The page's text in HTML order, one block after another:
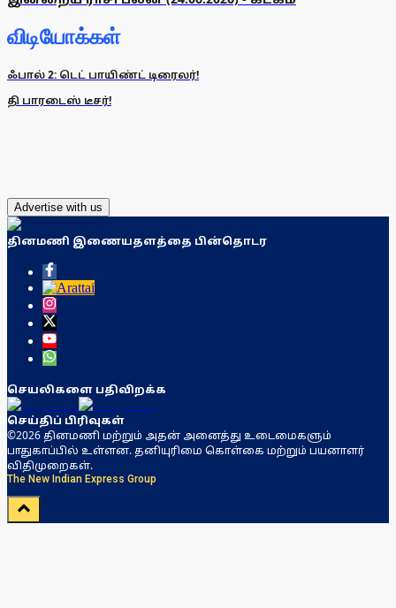
விடியோக்கள்
ஃபால் 2: டெட் பாயிண்ட் டிரைலர்!
தி பாரடைஸ் டீசர்!
Advertise with us
தினமணி இணையதளத்தை பின்தொடர
செயலிகளை பதிவிறக்க
செய்திப் பிரிவுகள்
©2026 தினமணி மற்றும் அதன் அனைத்து உடைமைகளும்
பாதுகாப்பில் உள்ளன. தனியுரிமை கொள்கை மற்றும் பயனாளர்
விதிமுறைகள்.
The New Indian Express Group